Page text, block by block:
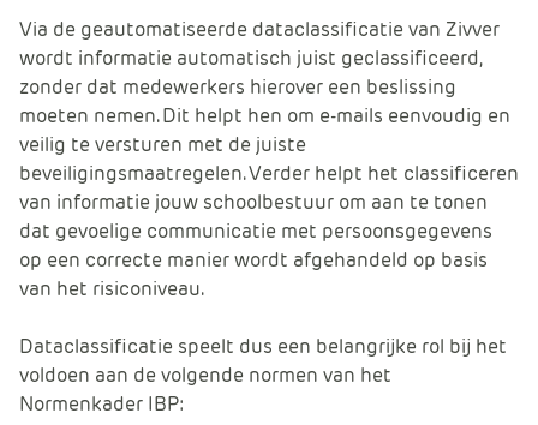
Via de geautomatiseerde dataclassificatie van Zivver
wordt informatie automatisch juist geclassificeerd,
zonder dat medewerkers hierover een beslissing
moeten nemen. Dit helpt hen om e-mails eenvoudig en
veilig te versturen met de juiste
beveiligingsmaatregelen. Verder helpt het classificeren
van informatie jouw schoolbestuur om aan te tonen
dat gevoelige communicatie met persoonsgegevens
op een correcte manier wordt afgehandeld op basis
van het risiconiveau.
Dataclassificatie speelt dus een belangrijke rol bij het
voldoen aan de volgende normen van het
Normenkader IBP: